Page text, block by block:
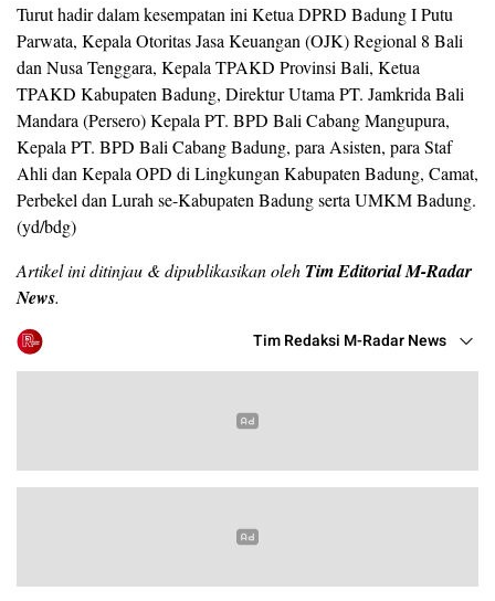
Turut hadir dalam kesempatan ini Ketua DPRD Badung I Putu
Parwata, Kepala Otoritas Jasa Keuangan (OJK) Regional 8 Bali
dan Nusa Tenggara, Kepala TPAKD Provinsi Bali, Ketua
TPAKD Kabupaten Badung, Direktur Utama PT. Jamkrida Bali
Mandara (Persero) Kepala PT. BPD Bali Cabang Mangupura,
Kepala PT. BPD Bali Cabang Badung, para Asisten, para Staf
Ahli dan Kepala OPD di Lingkungan Kabupaten Badung, Camat,
Perbekel dan Lurah se-Kabupaten Badung serta UMKM Badung.
(yd/bdg)
Artikel ini ditinjau & dipublikasikan oleh Tim Editorial M-Radar
News.
Tim Redaksi M-Radar News